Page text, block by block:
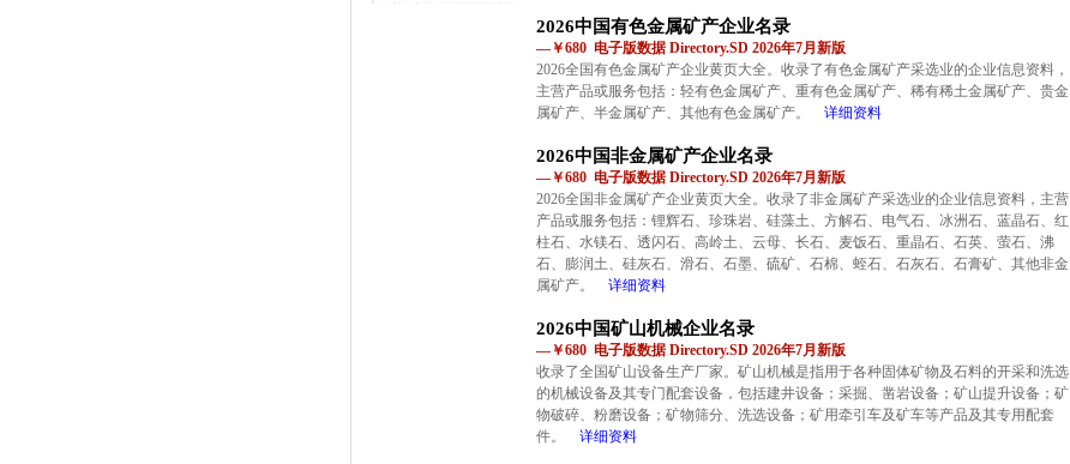
2026中国有色金属矿产企业名录
—￥680 电子版数据 Directory.SD 2026年7月新版
2026全国有色金属矿产企业黄页大全。收录了有色金属矿产采选业的企业信息资料，
主营产品或服务包括：轻有色金属矿产、重有色金属矿产、稀有稀土金属矿产、贵金
属矿产、半金属矿产、其他有色金属矿产。
详细资料
2026中国非金属矿产企业名录
—￥680 电子版数据 Directory.SD 2026年7月新版
2026全国非金属矿产企业黄页大全。收录了非金属矿产采选业的企业信息资料，主营
产品或服务包括：锂辉石、珍珠岩、硅藻土、方解石、电气石、冰洲石、蓝晶石、红
柱石、水镁石、透闪石、高岭土、云母、长石、麦饭石、重晶石、石英、萤石、沸
石、膨润土、硅灰石、滑石、石墨、硫矿、石棉、蛭石、石灰石、石膏矿、其他非金
属矿产。
详细资料
2026中国矿山机械企业名录
—￥680 电子版数据 Directory.SD 2026年7月新版
收录了全国矿山设备生产厂家。矿山机械是指用于各种固体矿物及石料的开采和洗选
的机械设备及其专门配套设备，包括建井设备；采掘、凿岩设备；矿山提升设备；矿
物破碎、粉磨设备；矿物筛分、洗选设备；矿用牵引车及矿车等产品及其专用配套
件。
详细资料